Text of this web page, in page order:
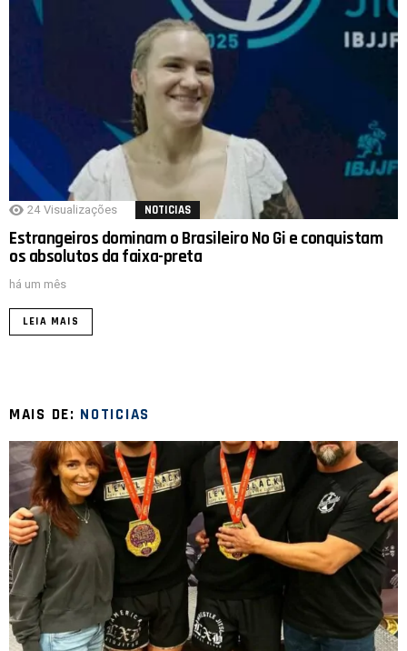
24 Visualizações NOTICIAS
Estrangeiros dominam o Brasileiro No Gi e conquistam
os absolutos da faixa-preta
há um mês
LEIA MAIS
MAIS DE: NOTICIAS